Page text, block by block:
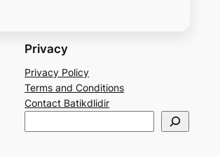
Privacy
Privacy Policy
Terms and Conditions
Contact Batikdlidir
e